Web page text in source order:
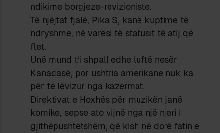
ndikime borgjeze-revizioniste.
Të njëjtat fjalë, Pika S, kanë kuptime të
ndryshme, në varësi të statusit të atij që
flet.
Unë mund t’i shpall edhe luftë nesër
Kanadasë, por ushtria amerikane nuk ka
për të lëvizur nga kazermat.
Direktivat e Hoxhës për muzikën janë
komike, sepse ato vijnë nga një njeri i
gjithëpushtetshëm, që kish në dorë fatin e